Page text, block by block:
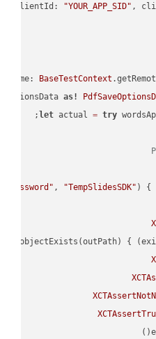
(clientId: "YOUR_APP_SID" ,
BaseTestContext
as!
let actual = try
"password" , "TempSlidesSDK" ) {
.objectExists(outPath) {